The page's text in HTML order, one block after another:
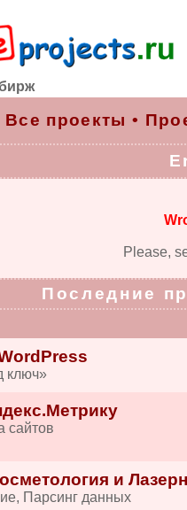
Все проекты •
Please,
Последние
ключ»
сайтов
и
Парсинг данных